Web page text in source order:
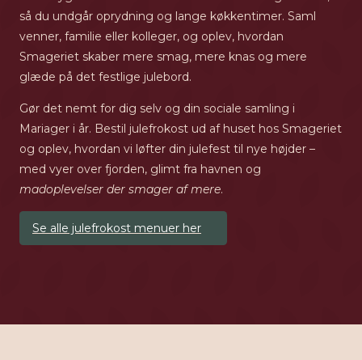
så du undgår oprydning og lange køkkentimer. Saml
venner, familie eller kolleger, og oplev, hvordan
Smageriet skaber mere smag, mere knas og mere
glæde på det festlige julebord.
Gør det nemt for dig selv og din sociale samling i
Mariager i år. Bestil julefrokost ud af huset hos Smageriet
og oplev, hvordan vi løfter din julefest til nye højder –
med vyer over fjorden, glimt fra havnen og
madoplevelser der smager af mere.
Se alle julefrokost menuer her